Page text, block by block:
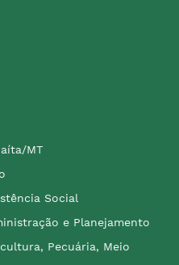
MT
Social
e Planejamento
Pecuária, Meio